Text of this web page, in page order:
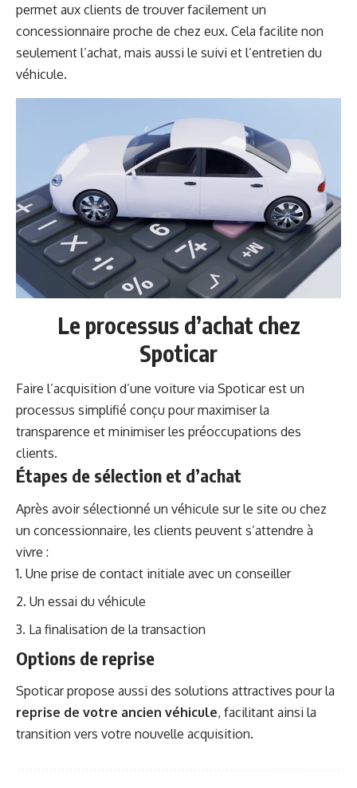
permet aux clients de trouver facilement un
concessionnaire proche de chez eux. Cela facilite non
seulement l’achat, mais aussi le suivi et l’entretien du
véhicule.
Le processus d’achat chez
Spoticar
Faire l’acquisition d’une voiture via Spoticar est un
processus simplifié conçu pour maximiser la
transparence et minimiser les préoccupations des
clients.
Étapes de sélection et d’achat
Après avoir sélectionné un véhicule sur le site ou chez
un concessionnaire, les clients peuvent s’attendre à
vivre :
Une prise de contact initiale avec un conseiller
Un essai du véhicule
La finalisation de la transaction
Options de reprise
Spoticar propose aussi des solutions attractives pour la
reprise de votre ancien véhicule, facilitant ainsi la
transition vers votre nouvelle acquisition.